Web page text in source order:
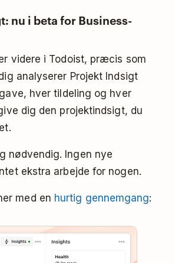
nu i beta for Business-
videre i Todoist, præcis som
analyserer Projekt Indsigt
hver tildeling og hver
dig den projektindsigt, du
nødvendig. Ingen nye
ekstra arbejde for nogen.
med en hurtig gennemgang:
Play